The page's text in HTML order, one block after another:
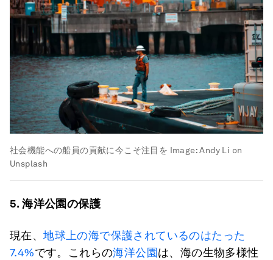
社会機能への船員の貢献に今こそ注目を Image:Andy Li on
Unsplash
5.海洋公園の保護
現在、地球上の海で保護されているのはたった
7.4%です。これらの海洋公園は、海の生物多様性